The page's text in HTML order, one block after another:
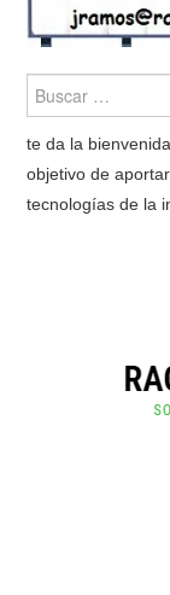
te da la
objetivo de
tecnologías de la